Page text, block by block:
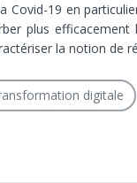
Covid-19 en
plus
la notion de
digitale